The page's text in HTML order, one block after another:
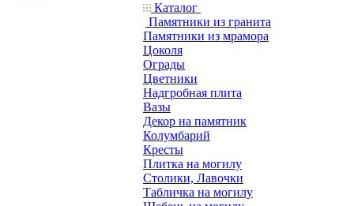
Каталог
Памятники из гранита
Памятники из мрамора
Цоколя
Ограды
Цветники
Надгробная плита
Вазы
Декор на памятник
Колумбарий
Кресты
Плитка на могилу
Столики, Лавочки
Табличка на могилу